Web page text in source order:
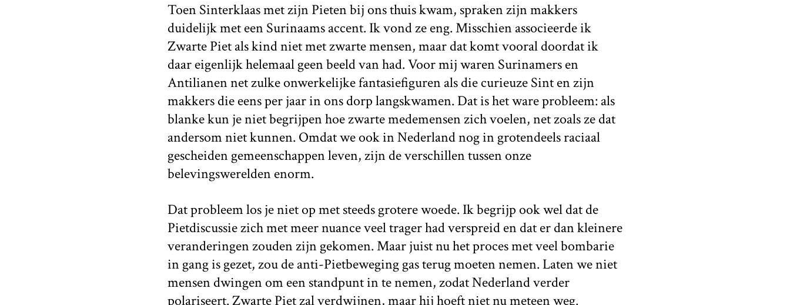
Toen Sinterklaas met zijn Pieten bij ons thuis kwam, spraken zijn makkers
duidelijk met een Surinaams accent. Ik vond ze eng. Misschien associeerde ik
Zwarte Piet als kind niet met zwarte mensen, maar dat komt vooral doordat ik
daar eigenlijk helemaal geen beeld van had. Voor mij waren Surinamers en
Antilianen net zulke onwerkelijke fantasiefiguren als die curieuze Sint en zijn
makkers die eens per jaar in ons dorp langskwamen. Dat is het ware probleem: als
blanke kun je niet begrijpen hoe zwarte medemensen zich voelen, net zoals ze dat
andersom niet kunnen. Omdat we ook in Nederland nog in grotendeels raciaal
gescheiden gemeenschappen leven, zijn de verschillen tussen onze
belevingswerelden enorm.
Dat probleem los je niet op met steeds grotere woede. Ik begrijp ook wel dat de
Pietdiscussie zich met meer nuance veel trager had verspreid en dat er dan kleinere
veranderingen zouden zijn gekomen. Maar juist nu het proces met veel bombarie
in gang is gezet, zou de anti-Pietbeweging gas terug moeten nemen. Laten we niet
mensen dwingen om een standpunt in te nemen, zodat Nederland verder
polariseert. Zwarte Piet zal verdwijnen, maar hij hoeft niet nu meteen weg.